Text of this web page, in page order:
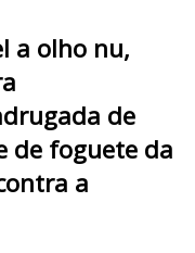
a olho nu,
de
de foguete da
a